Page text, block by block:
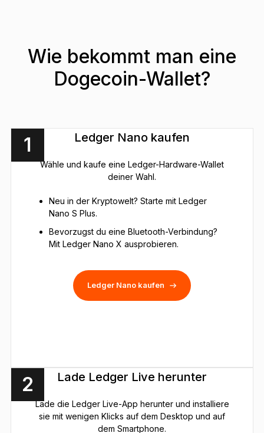
Wie bekommt man eine
Dogecoin-Wallet?
1 Ledger Nano kaufen
Wähle und kaufe eine Ledger-Hardware-Wallet
deiner Wahl.
Neu in der Kryptowelt? Starte mit Ledger
Nano S Plus.
Bevorzugst du eine Bluetooth-Verbindung?
Mit Ledger Nano X ausprobieren.
Ledger Nano kaufen
2 Lade Ledger Live herunter
Lade die Ledger Live-App herunter und installiere
sie mit wenigen Klicks auf dem Desktop und auf
dem Smartphone.